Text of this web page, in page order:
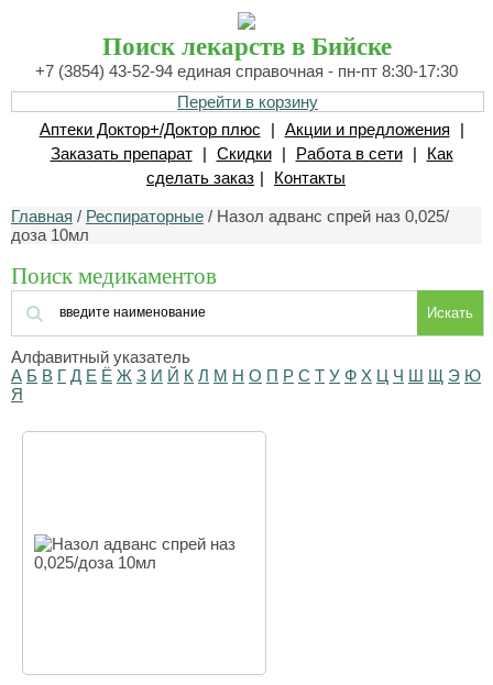
Поиск лекарств в Бийске
+7 (3854) 43-52-94 единая справочная - пн-пт 8:30-17:30
Перейти в корзину
Аптеки Доктор+/Доктор плюс
| Акции и предложения
|
Заказать препарат
| Скидки | Работа в сети |
Как
сделать заказ | Контакты
Главная / Респираторные / Назол адванс спрей наз 0,025/
доза 10мл
Поиск медикаментов
Искать
Алфавитный указатель
А Б В Г Д Е Ё Ж З И Й К Л М Н О П Р С Т У Ф Х Ц Ч Ш Щ Э Ю
Я